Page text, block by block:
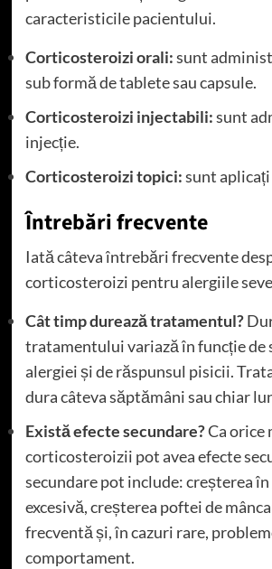
caracteristicile pacientului.
Corticosteroizi orali:sunt
sub formă de tablete sau capsule.
Corticosteroizi injectabili:sunt
injecție.
Corticosteroizi topici:sunt
Întrebări frecvente
Iată câteva întrebări frecvente
corticosteroizi pentru alergiile
Cât timp durează tratamentul?
tratamentului variază în funcție de
alergiei și de răspunsul pisicii.
dura câteva săptămâni sau chiar
Există efecte secundare?Ca orice
corticosteroizii pot avea efecte
secundare pot include: creșterea
excesivă, creșterea poftei de
frecventă și, în cazuri rare,
comportament.